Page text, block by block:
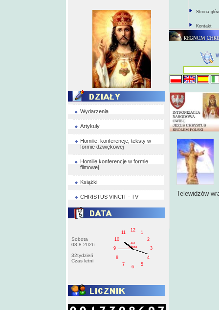
Wydarzenia
Artykuły
Homilie, konferencje, teksty w
formie dzwiękowej
Homilie konferencje w formie
filmowej
Książki
CHRISTUS VINCIT - TV
Sobota
08-8-2026
32tydzień
Czas letni
1
2
3
4
5
6
7
8
9
10
11
12
AM
sobota
Strona
Kontakt
Telewidzów